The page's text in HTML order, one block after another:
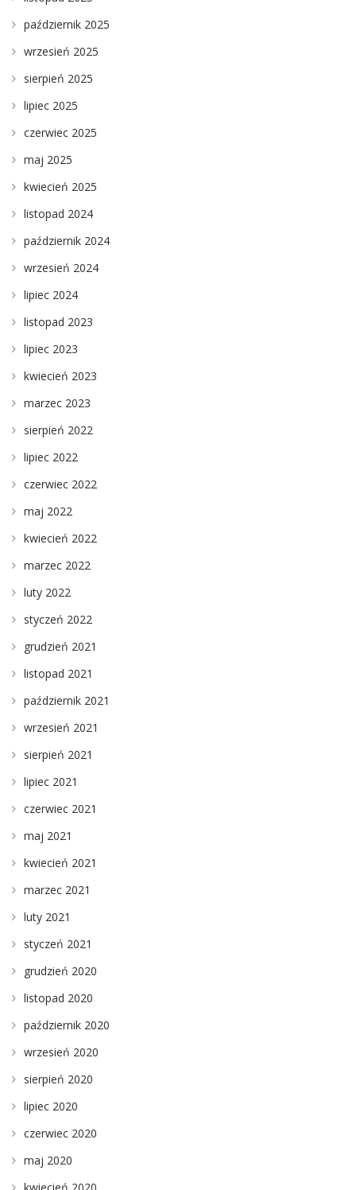
październik 2025
wrzesień 2025
sierpień 2025
lipiec 2025
czerwiec 2025
maj 2025
kwiecień 2025
listopad 2024
październik 2024
wrzesień 2024
lipiec 2024
listopad 2023
lipiec 2023
kwiecień 2023
marzec 2023
sierpień 2022
lipiec 2022
czerwiec 2022
maj 2022
kwiecień 2022
marzec 2022
luty 2022
styczeń 2022
grudzień 2021
listopad 2021
październik 2021
wrzesień 2021
sierpień 2021
lipiec 2021
czerwiec 2021
maj 2021
kwiecień 2021
marzec 2021
luty 2021
styczeń 2021
grudzień 2020
listopad 2020
październik 2020
wrzesień 2020
sierpień 2020
lipiec 2020
czerwiec 2020
maj 2020